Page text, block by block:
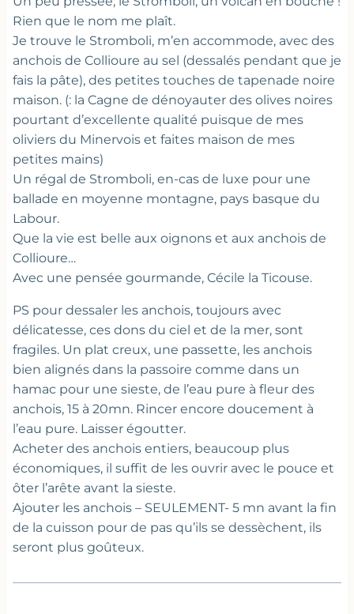
Rien que le nom me plaît.
Je trouve le Stromboli, m’en accommode, avec des
anchois de Collioure au sel (dessalés pendant que je
fais la pâte), des petites touches de tapenade noire
maison. (: la Cagne de dénoyauter des olives noires
pourtant d’excellente qualité puisque de mes
oliviers du Minervois et faites maison de mes
petites mains)
Un régal de Stromboli, en-cas de luxe pour une
ballade en moyenne montagne, pays basque du
Labour.
Que la vie est belle aux oignons et aux anchois de
Collioure…
Avec une pensée gourmande, Cécile la Ticouse.
PS pour dessaler les anchois, toujours avec
délicatesse, ces dons du ciel et de la mer, sont
fragiles. Un plat creux, une passette, les anchois
bien alignés dans la passoire comme dans un
hamac pour une sieste, de l’eau pure à fleur des
anchois, 15 à 20mn. Rincer encore doucement à
l’eau pure. Laisser égoutter.
Acheter des anchois entiers, beaucoup plus
économiques, il suffit de les ouvrir avec le pouce et
ôter l’arête avant la sieste.
Ajouter les anchois – SEULEMENT- 5 mn avant la fin
de la cuisson pour de pas qu’ils se dessèchent, ils
seront plus goûteux.